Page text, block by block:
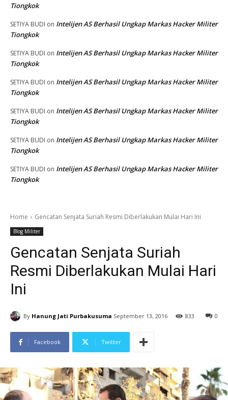
Tiongkok
SETIYA BUDI on Intelijen AS Berhasil Ungkap Markas Hacker Militer
Tiongkok
SETIYA BUDI on Intelijen AS Berhasil Ungkap Markas Hacker Militer
Tiongkok
SETIYA BUDI on Intelijen AS Berhasil Ungkap Markas Hacker Militer
Tiongkok
SETIYA BUDI on Intelijen AS Berhasil Ungkap Markas Hacker Militer
Tiongkok
SETIYA BUDI on Intelijen AS Berhasil Ungkap Markas Hacker Militer
Tiongkok
SETIYA BUDI on Intelijen AS Berhasil Ungkap Markas Hacker Militer
Tiongkok